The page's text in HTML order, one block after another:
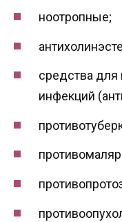
ноотропные;
средства для
инфекций